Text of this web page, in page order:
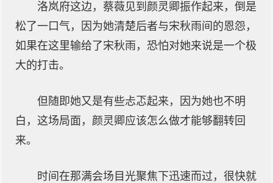
洛岚府这边，蔡薇见到颜灵卿振作起来，倒是
松了一口气，因为她清楚后者与宋秋雨间的恩怨，
如果在这里输给了宋秋雨，恐怕对她来说是一个极
大的打击。
但随即她又是有些忐忑起来，因为她也不明
白，这场局面，颜灵卿应该怎么做才能够翻转回
来。
时间在那满会场目光聚焦下迅速而过，很快就